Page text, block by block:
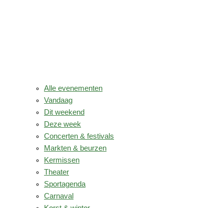
Alle evenementen
Vandaag
Dit weekend
Deze week
Concerten & festivals
Markten & beurzen
Kermissen
Theater
Sportagenda
Carnaval